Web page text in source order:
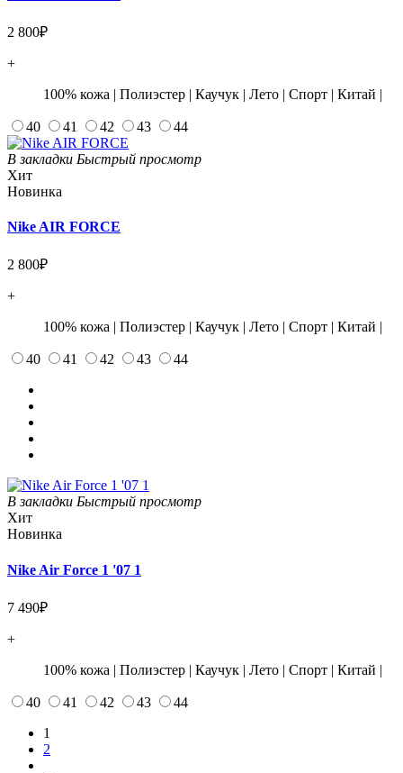
2 800₽
+
100% кожа | Полиэстер | Каучук | Лето | Спорт | Китай |
40 41 42 43 44
В закладки Быстрый просмотр
Хит
Новинка
Nike AIR FORCE
2 800₽
+
100% кожа
Полиэстер Каучук Лето Спорт Китай
40 41 42 43 44
В закладки Быстрый просмотр
Хит
Новинка
Nike Air Force 1 '07 1
7 490₽
+
100% кожа | Полиэстер | Каучук | Лето | Спорт | Китай |
40 41 42 43
44
1
2